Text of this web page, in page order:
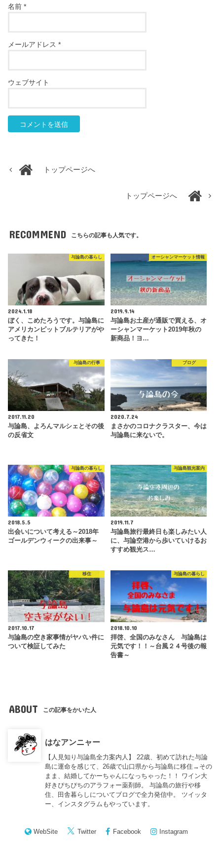
名前*
メールアドレス*
ウェブサイト
トップページへ
トップページへ
RECOMMEND こちらの記事も人気です。
与論島の暮らし
2024.1.18
ぼく、こめたろうです。与論島に
アメリカンピットブルテリアがや
ってきた！
オーシャンマーケット情報
2019.9.14
与論島お土産が通販で買える、オ
ーシャンマーケット2019年秋の
新商品！ヨ…
与論島の行事
2017.11.20
与論島、よろんマルシェとその後
の反省文
ブログ
2020.7.24
まさかのコロナクラスター、今は
与論島に来ないで。
与論島の暮らし
2018.5.5
出会いについて考える～2018年
ゴールデンウィークの出来事～
与論島観光案内
2019.11.7
与論島旅行最終日も楽しみたい人
に、与論空港から歩いていけるお
すすめ観光ス…
移住
2017.10.17
与論島の空き家事情がヤバい件に
ついて検証してみた
与論島の暮らし
2018.10.10
拝啓、全国のみなさん 与論島は
元気です！！～台風２４号後の報
告書～
ABOUT この記事をかいた人
はなアンニャー
【人見知り与論島全力案内人】 22歳、初めて訪れた与論
島に運命を感じて、26歳で山口県から与論島に移住→その
まま、結婚してかーちゃんになっちゃった！！ ワイン大
好きぴちぴちのアラフォー薬剤師。 与論島の旅行や移
住、田舎暮らしについてブログで全力発信中。 ツイッタ
ー、インスタグラムもやっています。
WebSite Twitter Facebook Instagram